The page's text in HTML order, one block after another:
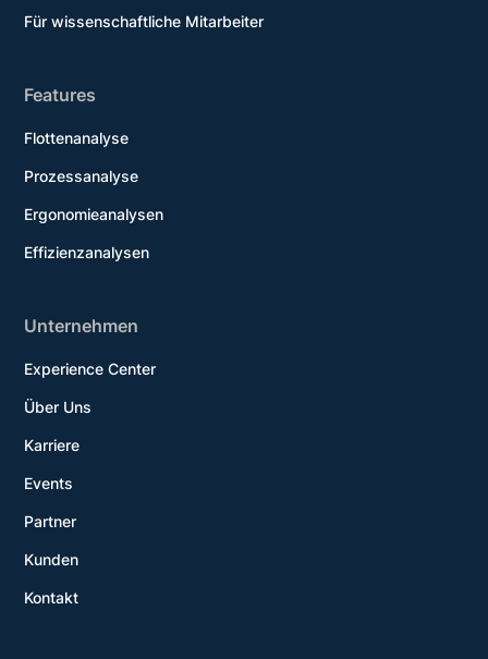
Für wissenschaftliche Mitarbeiter
Features
Flottenanalyse
Prozessanalyse
Ergonomieanalysen
Effizienzanalysen
Unternehmen
Experience Center
Über Uns
Karriere
Events
Partner
Kunden
Kontakt